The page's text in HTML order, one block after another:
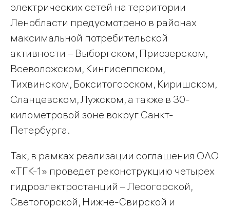
электрических сетей на территории
Ленобласти предусмотрено в районах
максимальной потребительской
активности – Выборгском, Приозерском,
Всеволожском, Кингисеппском,
Тихвинском, Бокситогорском, Киришском,
Сланцевском, Лужском, а также в 30-
километровой зоне вокруг Санкт-
Петербурга.
Так, в рамках реализации соглашения ОАО
«ТГК-1» проведет реконструкцию четырех
гидроэлектростанций – Лесогорской,
Светогорской, Нижне-Свирской и